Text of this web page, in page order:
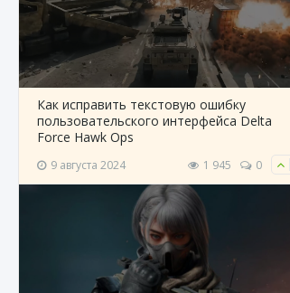
Как исправить текстовую ошибку
пользовательского интерфейса Delta
Force Hawk Ops
9 августа 2024 1 945 0